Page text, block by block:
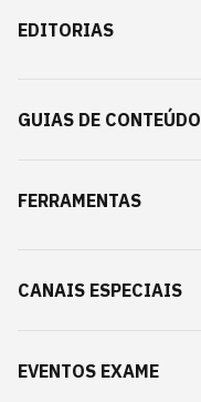
EDITORIAS
GUIAS DE CONTEÚDO
FERRAMENTAS
CANAIS ESPECIAIS
EVENTOS EXAME